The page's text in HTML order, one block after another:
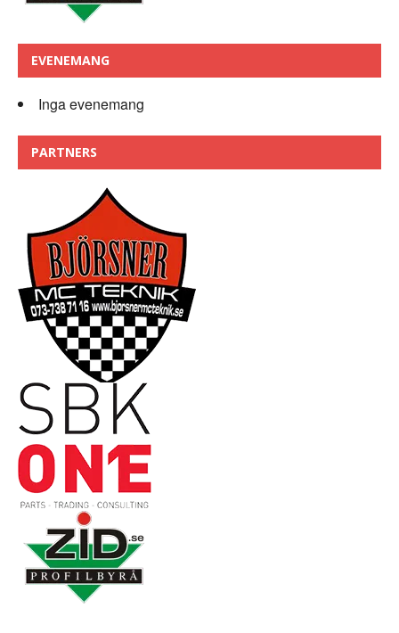
EVENEMANG
Inga evenemang
PARTNERS